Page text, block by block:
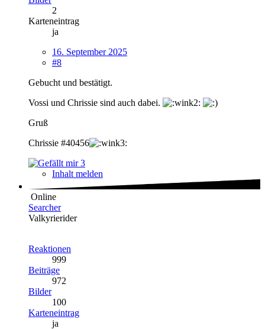
2
Karteneintrag
ja
16. September 2025
#8
Gebucht und bestätigt.
Vossi und Chrissie sind auch dabei.
Gruß
Chrissie #40456
3
Inhalt melden
Online
Searcher
Valkyrierider
Reaktionen
999
Beiträge
972
Bilder
100
Karteneintrag
ja